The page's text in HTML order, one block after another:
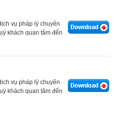
vụ pháp lý chuyên
khách quan tâm đến
vụ pháp lý chuyên
khách quan tâm đến